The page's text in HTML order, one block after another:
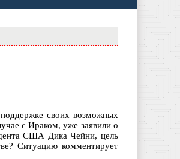
своих возможных
с Ираком, уже заявили о
США Дика Чейни, цель
Ситуацию комментирует